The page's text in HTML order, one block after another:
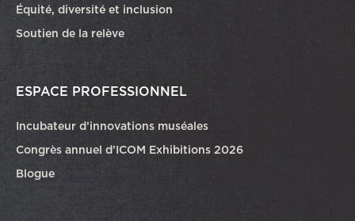
Équité, diversité et inclusion
Soutien de la relève
ESPACE PROFESSIONNEL
Incubateur d’innovations muséales
Congrès annuel d’ICOM Exhibitions 2026
Blogue